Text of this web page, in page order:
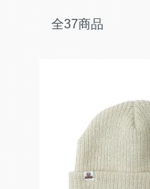
全37商品